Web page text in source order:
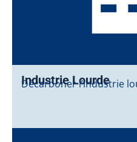
Industrie Lourde
Décarboner l’industrie